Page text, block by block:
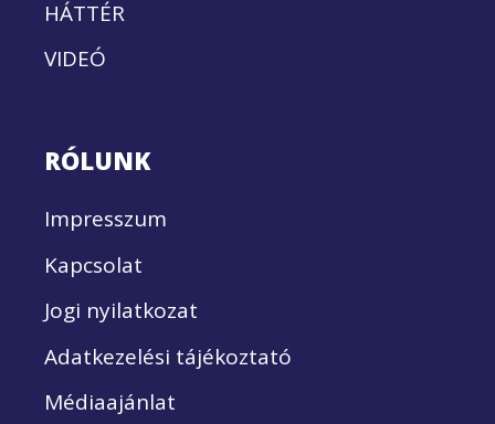
HÁTTÉR
VIDEÓ
RÓLUNK
Impresszum
Kapcsolat
Jogi nyilatkozat
Adatkezelési tájékoztató
Médiaajánlat